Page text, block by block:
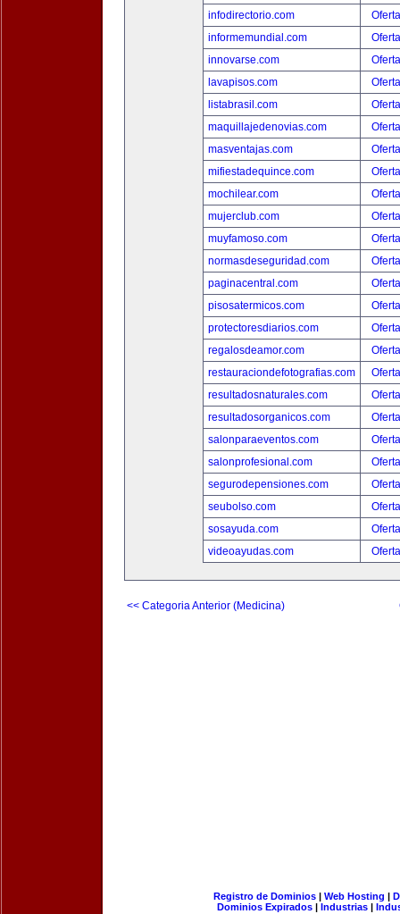
infodirectorio.com
informemundial.com
innovarse.com
lavapisos.com
listabrasil.com
maquillajedenovias.com
masventajas.com
mifiestadequince.com
mochilear.com
mujerclub.com
muyfamoso.com
normasdeseguridad.com
paginacentral.com
pisosatermicos.com
protectoresdiarios.com
regalosdeamor.com
restauraciondefotografias.com
resultadosnaturales.com
resultadosorganicos.com
salonparaeventos.com
salonprofesional.com
segurodepensiones.com
seubolso.com
sosayuda.com
videoayudas.com
<< Categoria Anterior (Medicina)
Registro de Dominios| Web Hosting |
Dominios Expirados | Industrias |